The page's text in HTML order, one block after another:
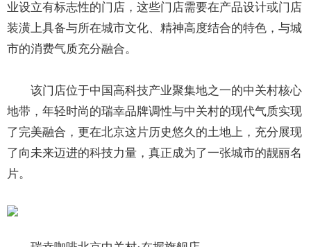
业设立有标志性的门店，这些门店需要在产品设计或门店
装潢上具备与所在城市文化、精神高度结合的特色，与城
市的消费气质充分融合。
该门店位于中国高科技产业聚集地之一的中关村核心
地带，年轻时尚的瑞幸品牌调性与中关村的现代气质实现
了完美融合，更在北京这片历史悠久的土地上，充分展现
了向未来迈进的科技力量，真正成为了一张城市的靓丽名
片。